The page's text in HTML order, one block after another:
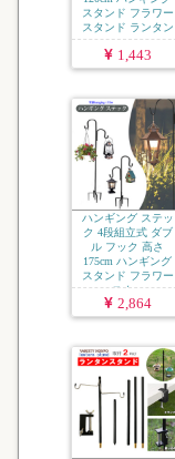
スタンド フラワー
スタンド ランタン
...
1,443
ハンギング ステッ
ク 4段組立式 ダブ
ル フック 高さ
175cm ハンギング
スタンド フラワー
スタ...
2,864